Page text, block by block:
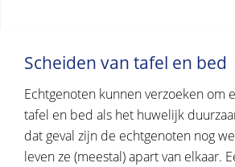
Scheiden van tafel en bed
Echtgenoten kunnen verzoeken om
tafel en bed als het huwelijk
dat geval zijn de echtgenoten nog
leven ze (meestal) apart van elkaar.